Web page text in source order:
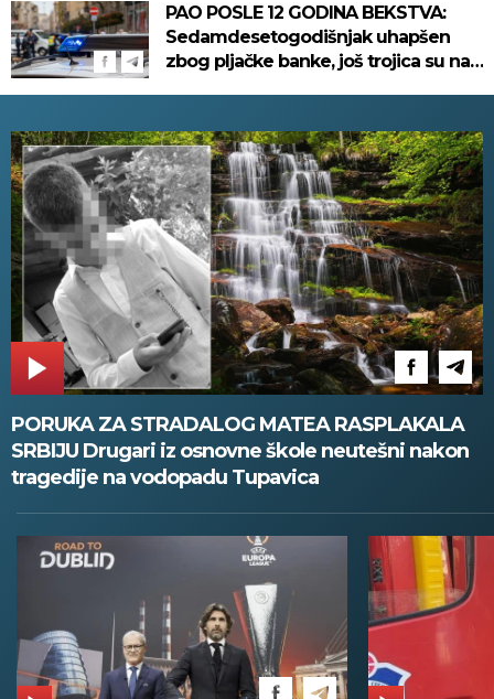
PAO POSLE 12 GODINA BEKSTVA:
Sedamdesetogodišnjak uhapšen
zbog pljačke banke, još trojica su na
PORUKA ZA STRADALOG MATEA RASPLAKALA
SRBIJU Drugari iz osnovne škole neutešni nakon
tragedije na vodopadu Tupavica